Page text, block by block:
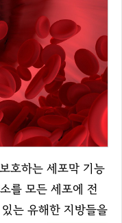
호하는 세포막 기능
를 모든 세포에 전
는 유해한 지방들을